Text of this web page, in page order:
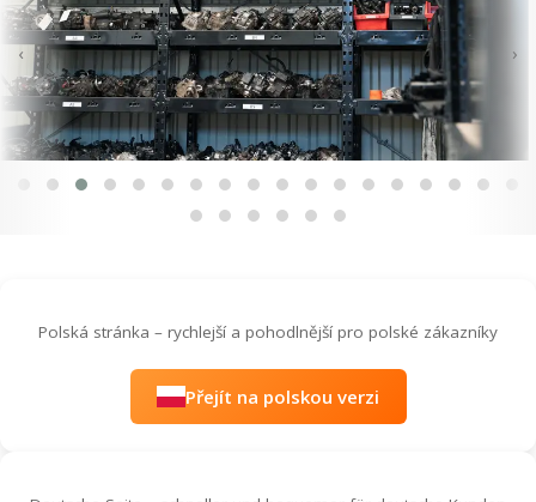
‹ ›
Polská stránka – rychlejší a pohodlnější pro polské zákazníky
Přejít na polskou verzi